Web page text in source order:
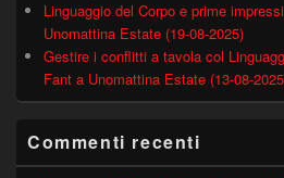
Linguaggio del Corpo e prime
Unomattina Estate (19-08-2025)
Gestire i conflitti a tavola col
Fant a Unomattina Estate (13-08-
Commenti recenti